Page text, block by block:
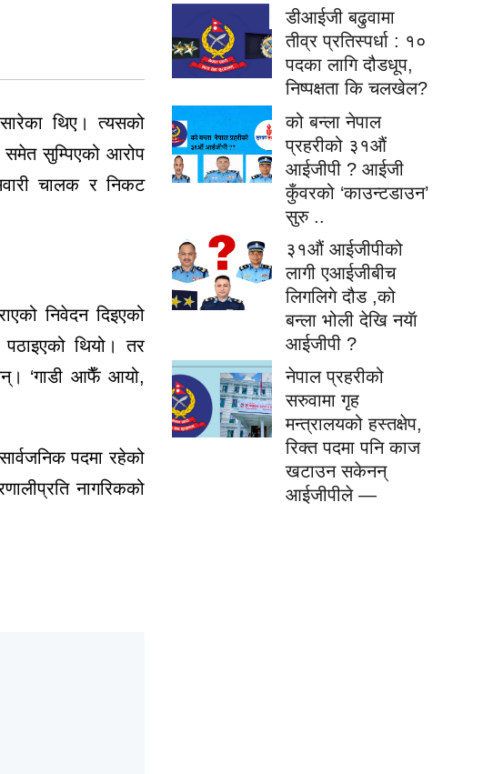
सारेका थिए। त्यसको
समेत सुम्पिएको आरोप
चालक र निकट
निवेदन दिइएको
थियो। तर
‘गाडी आफैँ आयो,
पदमा रहेको
नागरिकको
डीआईजी बढुवामा
तीव्र प्रतिस्पर्धा : १०
पदका लागि दौडधूप,
निष्पक्षता कि चलखेल?
को बन्ला नेपाल
प्रहरीको ३१औं
आईजीपी ? आईजी
कुँवरको ‘काउन्टडाउन’
सुरु ..
३१औं आईजीपीको
लागी एआईजीबीच
लिगलिगे दौड ,को
बन्ला भोली देखि नयॅा
आईजीपी ?
नेपाल प्रहरीको
सरुवामा गृह
मन्त्रालयको हस्तक्षेप,
रिक्त पदमा पनि काज
खटाउन सकेनन्
आईजीपीले —